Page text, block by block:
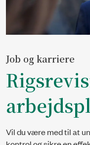
Job og karriere
Vil du være med til at